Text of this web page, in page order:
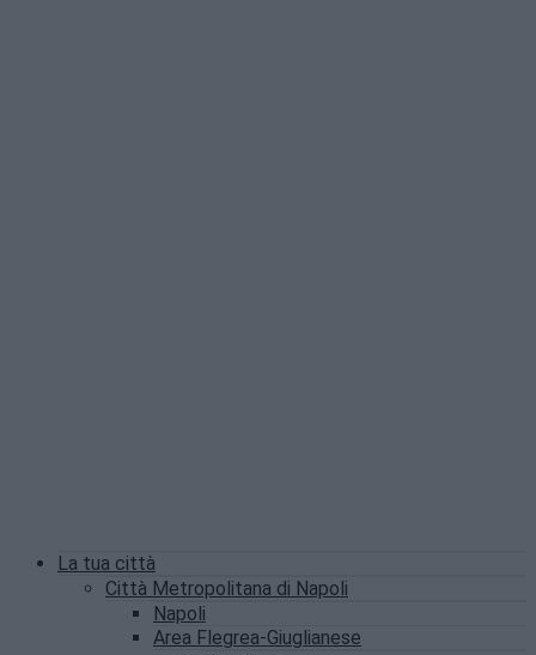
La tua città
Città Metropolitana di Napoli
Napoli
Area Flegrea-Giuglianese